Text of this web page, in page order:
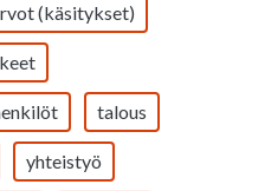
(käsitykset)
talous
yhteistyö